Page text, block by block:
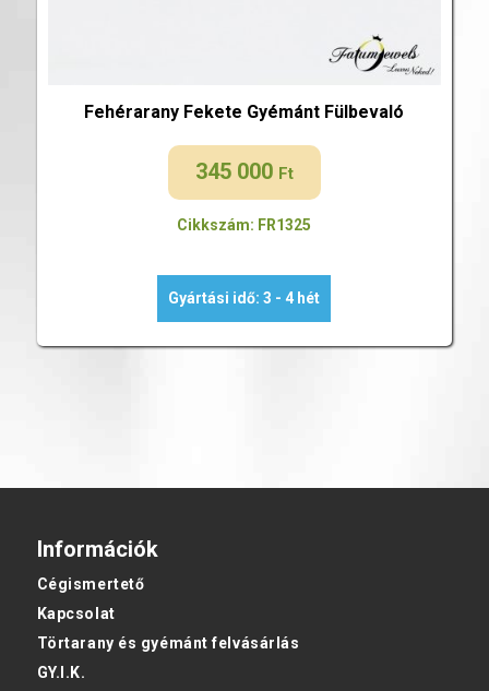
Fehérarany Fekete Gyémánt Fülbevaló
345 000 Ft
Cikkszám: FR1325
Gyártási idő: 3 - 4 hét
Információk
Cégismertető
Kapcsolat
Törtarany és gyémánt felvásárlás
GY.I.K.